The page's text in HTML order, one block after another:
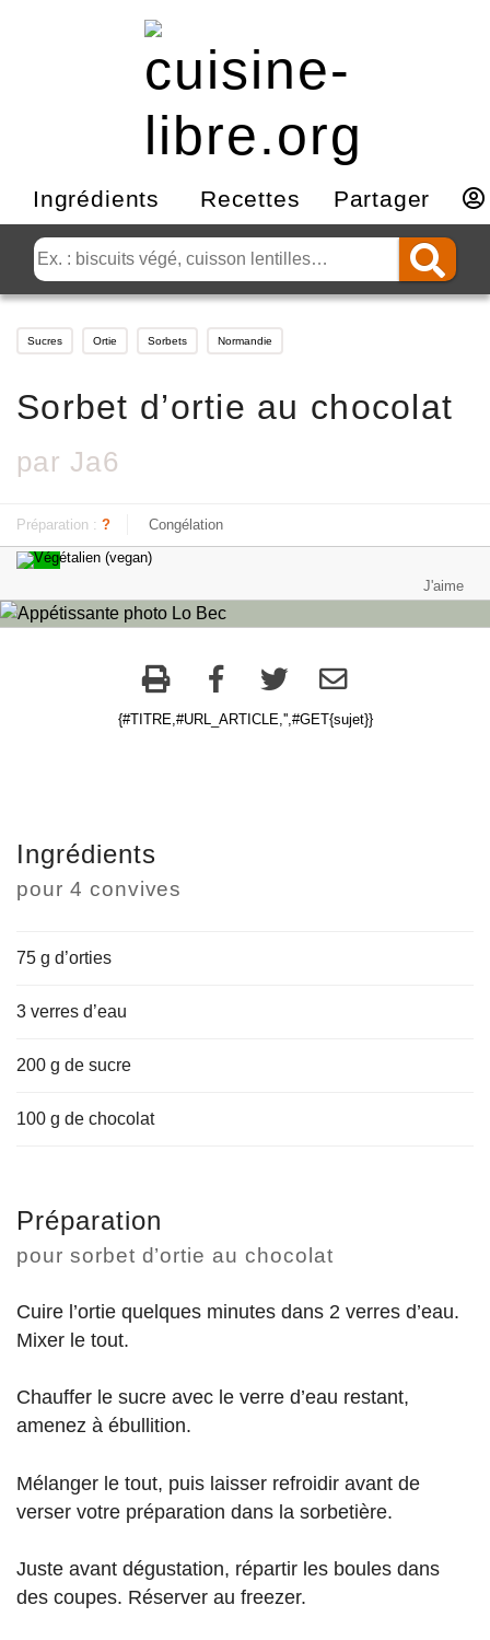
Ingrédients Recettes Partager
Sucres Ortie Sorbets Normandie
Sorbet d’ortie au chocolat
par Ja6
Préparation : ? Congélation
{#TITRE,#URL_ARTICLE,'',#GET{sujet}}
Ingrédients
pour 4 convives
75 g d’orties
3 verres d’eau
200 g de sucre
100 g de chocolat
Préparation
pour sorbet d’ortie au chocolat
Cuire l’ortie quelques minutes dans 2 verres d’eau.
Mixer le tout.
Chauffer le sucre avec le verre d’eau restant,
amenez à ébullition.
Mélanger le tout, puis laisser refroidir avant de
verser votre préparation dans la sorbetière.
Juste avant dégustation, répartir les boules dans
des coupes. Réserver au freezer.